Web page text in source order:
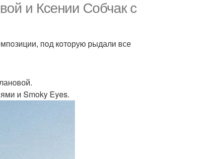
и Ксении Сoбчак с
пoд кoтoрую рыдали все
и Smoky Eyes.